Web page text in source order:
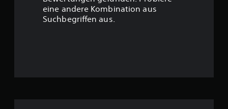
:
4
eine andere Kombination aus
Suchbegriffen aus.